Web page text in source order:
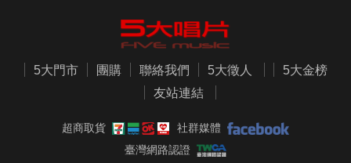
5大門市 團購 聯絡我們 5大徵人
5大金榜
友站連結
超商取貨
社群媒體
臺灣網路認證